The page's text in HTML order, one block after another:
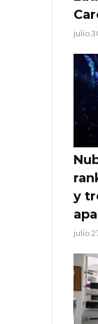
julio
y
julio